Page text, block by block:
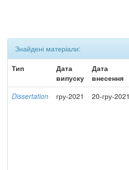
Знайдені матеріали:
Тип
Дата
випуску
Дата
внесення
Dissertation гру-2021 20-гру-2021